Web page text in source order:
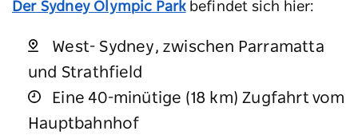
Der Sydney Olympic Parkbefindet sich hier:
West- Sydney, zwischen Parramatta
und Strathfield
Eine 40-minütige (18 km) Zugfahrt vom
Hauptbahnhof